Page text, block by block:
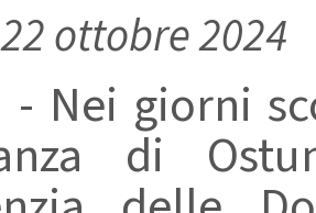
ottobre 2024
- Nei giorni
di